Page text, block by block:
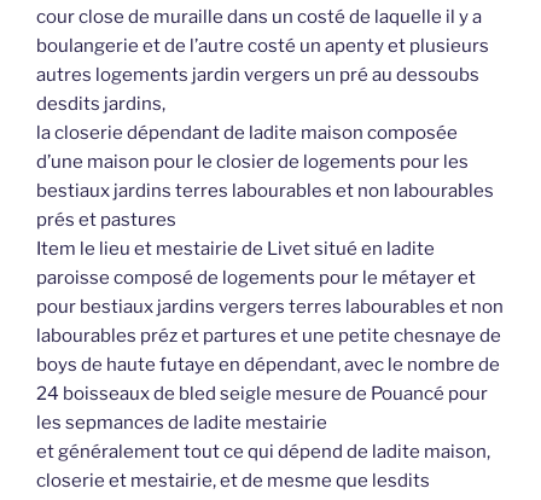
cour close de muraille dans un costé de laquelle il y a
boulangerie et de l’autre costé un apenty et plusieurs
autres logements jardin vergers un pré au dessoubs
desdits jardins,
la closerie dépendant de ladite maison composée
d’une maison pour le closier de logements pour les
bestiaux jardins terres labourables et non labourables
prés et pastures
Item le lieu et mestairie de Livet situé en ladite
paroisse composé de logements pour le métayer et
pour bestiaux jardins vergers terres labourables et non
labourables préz et partures et une petite chesnaye de
boys de haute futaye en dépendant, avec le nombre de
24 boisseaux de bled seigle mesure de Pouancé pour
les sepmances de ladite mestairie
et généralement tout ce qui dépend de ladite maison,
closerie et mestairie, et de mesme que lesdits